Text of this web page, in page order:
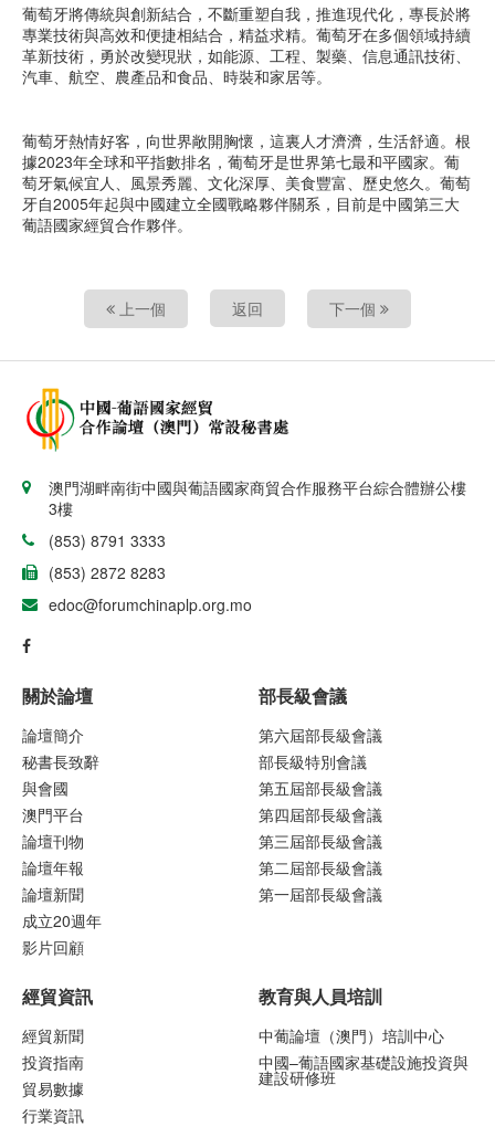
葡萄牙將傳統與創新結合，不斷重塑自我，推進現代化，專長於將
專業技術與高效和便捷相結合，精益求精。葡萄牙在多個領域持續
革新技術，勇於改變現狀，如能源、工程、製藥、信息通訊技術、
汽車、航空、農產品和食品、時裝和家居等。
葡萄牙熱情好客，向世界敞開胸懷，這裏人才濟濟，生活舒適。根
據2023年全球和平指數排名，葡萄牙是世界第七最和平國家。葡
萄牙氣候宜人、風景秀麗、文化深厚、美食豐富、歷史悠久。葡萄
牙自2005年起與中國建立全國戰略夥伴關系，目前是中國第三大
葡語國家經貿合作夥伴。
上一個 返回 下一個
澳門湖畔南街中國與葡語國家商貿合作服務平台綜合體辦公樓
3樓
(853) 8791 3333
(853) 2872 8283
edoc@forumchinaplp.org.mo
關於論壇
論壇簡介
秘書長致辭
與會國
澳門平台
論壇刊物
論壇年報
論壇新聞
成立20週年
影片回顧
部長級會議
第六屆部長級會議
部長級特別會議
第五屆部長級會議
第四屆部長級會議
第三屆部長級會議
第二屆部長級會議
第一屆部長級會議
經貿資訊
經貿新聞
投資指南
貿易數據
行業資訊
教育與人員培訓
中葡論壇（澳門）培訓中心
中國–葡語國家基礎設施投資與
建設研修班